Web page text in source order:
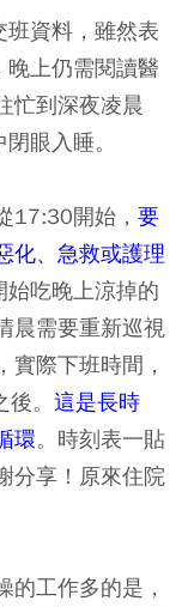
資料，雖然表
上仍需閱讀醫
忙到深夜凌晨
眼入睡。
17:30開始， 要
化、急救或護理
吃晚上涼掉的
晨需要重新巡視
際下班時間，
。 這是長時
環。時刻表一貼
分享！原來住院
工作多的是，